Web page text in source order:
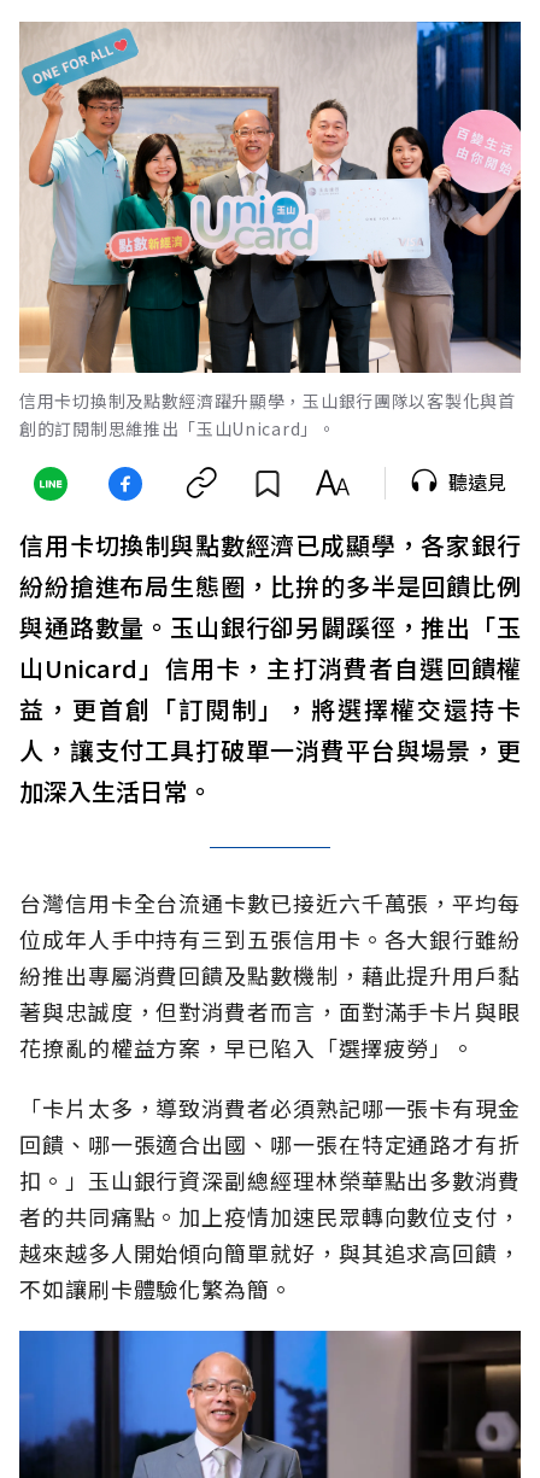
信用卡切換制及點數經濟躍升顯學，玉山銀行團隊以客製化與首
創的訂閱制思維推出「玉山Unicard」。
聽遠見
信用卡切換制與點數經濟已成顯學，各家銀行
紛紛搶進布局生態圈，比拚的多半是回饋比例
與通路數量。玉山銀行卻另闢蹊徑，推出「玉
山Unicard」信用卡，主打消費者自選回饋權
益，更首創「訂閱制」，將選擇權交還持卡
人，讓支付工具打破單一消費平台與場景，更
加深入生活日常。
台灣信用卡全台流通卡數已接近六千萬張，平均每
位成年人手中持有三到五張信用卡。各大銀行雖紛
紛推出專屬消費回饋及點數機制，藉此提升用戶黏
著與忠誠度，但對消費者而言，面對滿手卡片與眼
花撩亂的權益方案，早已陷入「選擇疲勞」。
「卡片太多，導致消費者必須熟記哪一張卡有現金
回饋、哪一張適合出國、哪一張在特定通路才有折
扣。」玉山銀行資深副總經理林榮華點出多數消費
者的共同痛點。加上疫情加速民眾轉向數位支付，
越來越多人開始傾向簡單就好，與其追求高回饋，
不如讓刷卡體驗化繁為簡。